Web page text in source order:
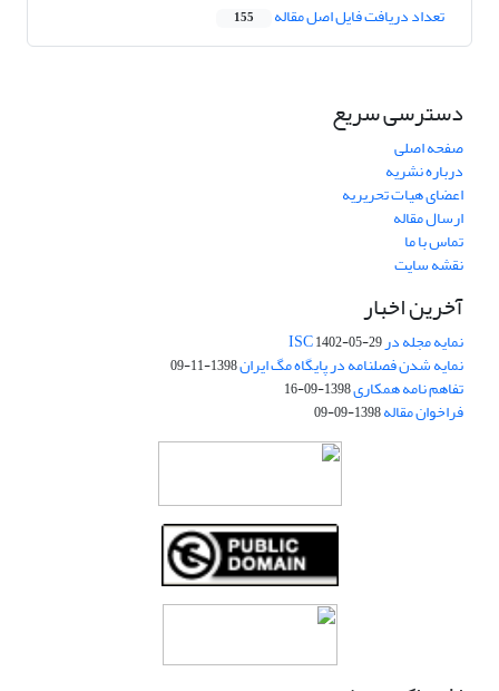
تعداد دریافت فایل اصل مقاله 155
دسترسی سریع
صفحه اصلی
درباره نشریه
اعضای هیات تحریریه
ارسال مقاله
تماس با ما
نقشه سایت
آخرین اخبار
نمایه مجله در ISC1402-05-29
نمایه شدن فصلنامه در پایگاه مگ ایران1398-11-09
تفاهم نامه همکاری1398-09-16
فراخوان مقاله1398-09-09